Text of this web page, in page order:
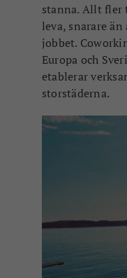
stanna. Allt fler
leva, snarare
jobbet.
Europa och
etablerar
storstäderna.